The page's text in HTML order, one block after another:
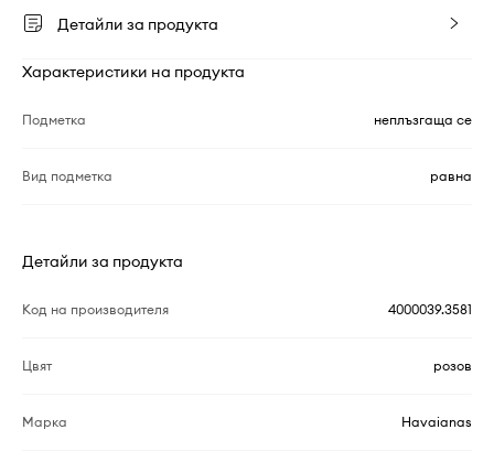
Детайли за продукта
Характеристики на продукта
Подметка неплъзгаща се
Вид подметка равна
Детайли за продукта
Код на производителя 4000039.3581
Цвят розов
Марка Havaianas